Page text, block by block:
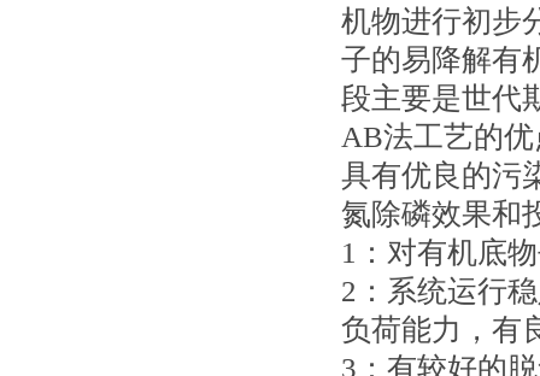
机物进行初步
子的易降解有
段主要是世代
AB法工艺的
具有优良的污
氮除磷效果和
1：对有机底
2：系统运行
负荷能力，有
3：有较好的